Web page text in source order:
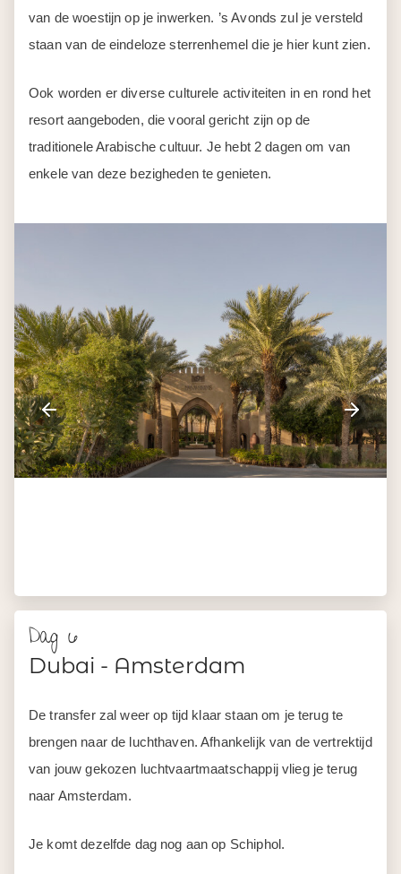
van de woestijn op je inwerken. ’s Avonds zul je versteld
staan van de eindeloze sterrenhemel die je hier kunt zien.
Ook worden er diverse culturele activiteiten in en rond het
resort aangeboden, die vooral gericht zijn op de
traditionele Arabische cultuur. Je hebt 2 dagen om van
enkele van deze bezigheden te genieten.
De transfer zal weer op tijd klaar staan om je terug te
brengen naar de luchthaven. Afhankelijk van de vertrektijd
van jouw gekozen luchtvaartmaatschappij vlieg je terug
naar Amsterdam.
Je komt dezelfde dag nog aan op Schiphol.
Het is ook mogelijk om je verblijf in Dubai te verlengen.
Dan wordt je afgezet bij een hotel naar keuze in de stad.